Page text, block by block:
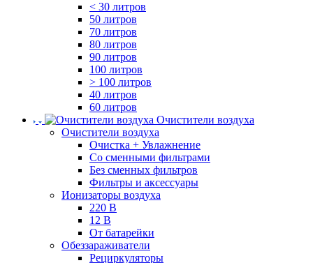
< 30 литров
50 литров
70 литров
80 литров
90 литров
100 литров
> 100 литров
40 литров
60 литров
Очистители воздуха
Очистители воздуха
Очистка + Увлажнение
Cо сменными фильтрами
Без сменных фильтров
Фильтры и аксессуары
Ионизаторы воздуха
220 В
12 В
От батарейки
Обеззараживатели
Рециркуляторы